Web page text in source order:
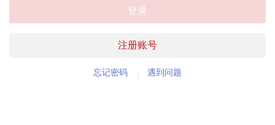
注册账号
登录
忘记密码 遇到问题